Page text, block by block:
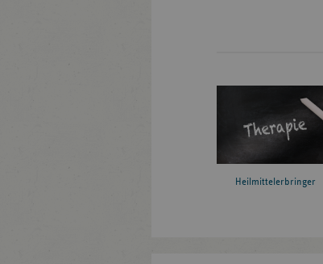
Heilmittelerbringer